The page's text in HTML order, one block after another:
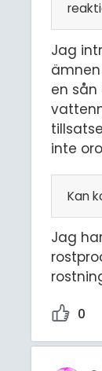
Jag
en
inte
Kan
Jag
0